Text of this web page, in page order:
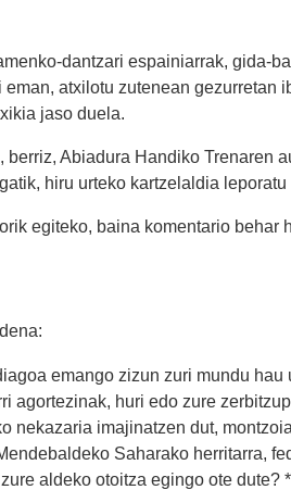
dantzari espainiarrak, gida-
atxilotu zutenean gezurretan
jaso duela.
berriz, Abiadura Handiko Trenaren
hiru urteko kartzelaldia
egiteko, baina komentario behar
emango zizun zuri mundu hau
agortezinak, huri edo zure
nekazaria imajinatzen dut,
Saharako herritarra,
aldeko otoitza egingo ote dute?